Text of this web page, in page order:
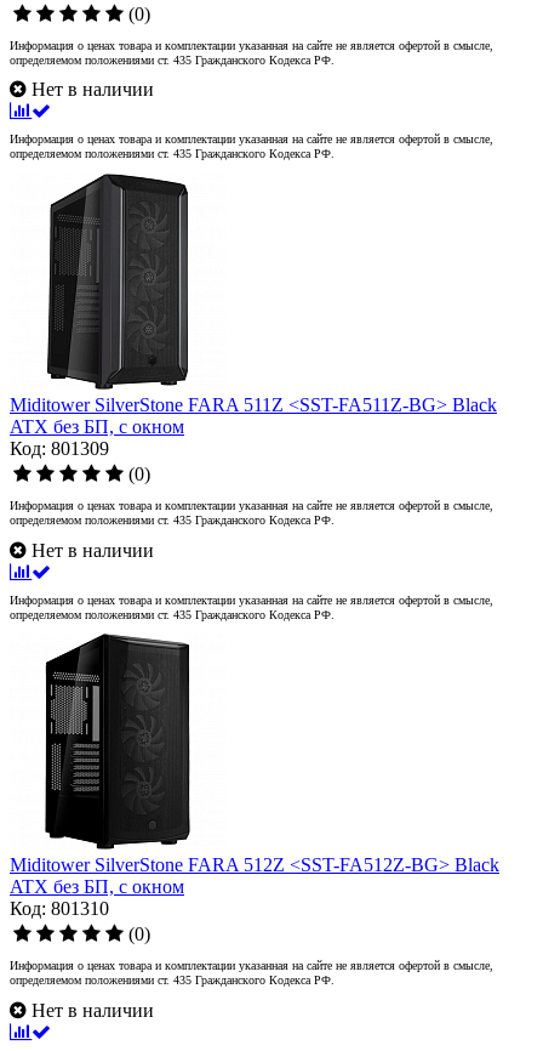
(0)
Информация о ценах товара и комплектации указанная на сайте не является офертой в смысле,
определяемом положениями ст. 435 Гражданского Кодекса РФ.
Нет в наличии
Информация о ценах товара и комплектации указанная на сайте не является офертой в смысле,
определяемом положениями ст. 435 Гражданского Кодекса РФ.
Miditower SilverStone FARA 511Z <SST-FA511Z-BG> Black
ATX без БП, с окном
Код: 801309
(0)
Информация о ценах товара и комплектации указанная на сайте не является офертой в смысле,
определяемом положениями ст. 435 Гражданского Кодекса РФ.
Нет в наличии
Информация о ценах товара и комплектации указанная на сайте не является офертой в смысле,
определяемом положениями ст. 435 Гражданского Кодекса РФ.
Miditower SilverStone FARA 512Z <SST-FA512Z-BG> Black
ATX без БП, с окном
Код: 801310
(0)
Информация о ценах товара и комплектации указанная на сайте не является офертой в смысле,
определяемом положениями ст. 435 Гражданского Кодекса РФ.
Нет в наличии